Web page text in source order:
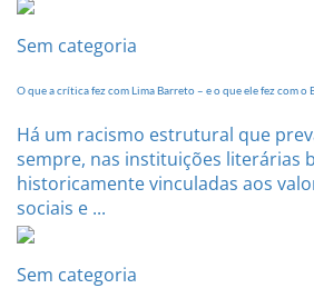
Sem categoria
O que a crítica fez com Lima Barreto – e o que ele fez com o
Há um racismo estrutural que
sempre, nas instituições literárias
historicamente vinculadas aos
sociais e ...
Sem categoria